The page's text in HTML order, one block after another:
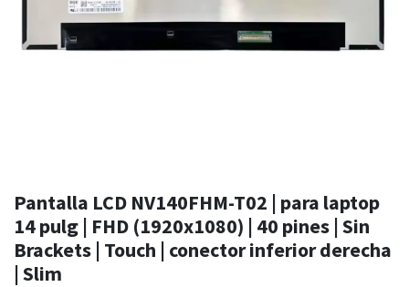
Pantalla LCD NV140FHM-T02 | para laptop
14 pulg | FHD (1920x1080) | 40 pines | Sin
Brackets | Touch | conector inferior derecha
| Slim